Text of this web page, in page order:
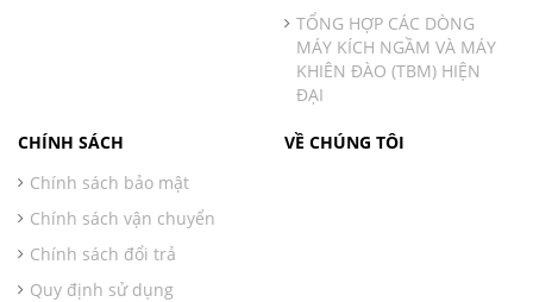
TỔNG HỢP CÁC DÒNG
MÁY KÍCH NGẦM VÀ MÁY
KHIÊN ĐÀO (TBM) HIỆN
ĐẠI
CHÍNH SÁCH
Chính sách bảo mật
Chính sách vận chuyển
Chính sách đổi trả
Quy định sử dụng
VỀ CHÚNG TÔI